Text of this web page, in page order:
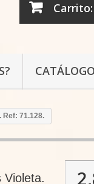
Carrito:
Ref: 71.128.
Violeta.